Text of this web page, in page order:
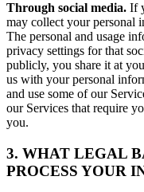
Through social media. If
may collect your personal
The personal and usage
privacy settings for that
publicly, you share it at
us with your personal
and use some of our
our Services that require
you.
3. WHAT LEGAL
PROCESS YOUR